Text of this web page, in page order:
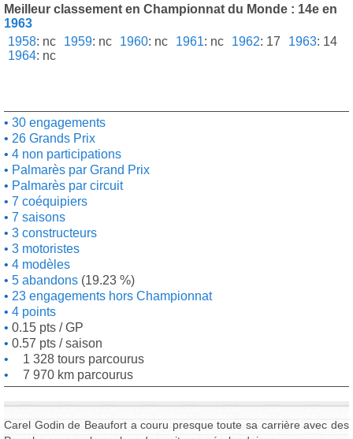
Meilleur classement en Championnat du Monde : 14e en
1963
1958: nc 1959: nc 1960: nc 1961: nc 1962: 17 1963: 14
1964: nc
30 engagements
26 Grands Prix
4 non participations
Palmarès par Grand Prix
Palmarès par circuit
7 coéquipiers
7 saisons
3 constructeurs
3 motoristes
4 modèles
5 abandons (19.23 %)
23 engagements hors Championnat
4 points
0.15 pts / GP
0.57 pts / saison
1 328 tours parcourus
7 970 km parcourus
Carel Godin de Beaufort a couru presque toute sa carrière avec des